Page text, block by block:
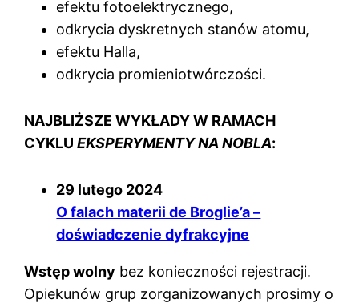
efektu fotoelektrycznego,
odkrycia dyskretnych stanów atomu,
efektu Halla,
odkrycia promieniotwórczości.
NAJBLIŻSZE WYKŁADY W RAMACH
CYKLUEKSPERYMENTY NA NOBLA:
29 lutego 2024
O falach materii de Broglie’a –
doświadczenie dyfrakcyjne
Wstęp wolny bez konieczności rejestracji.
Opiekunów grup zorganizowanych prosimy o